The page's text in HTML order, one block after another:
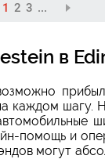
1 2 3 ...
в
каждом
помощь и
могут